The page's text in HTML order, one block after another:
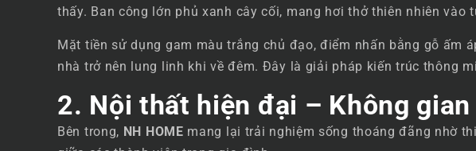
thấy. Ban công lớn phủ xanh cây cối, mang hơi thở thiên nhiên vào
Mặt tiền sử dụng gam màu trắng chủ đạo, điểm nhấn bằng gỗ ấm
nhà trở nên lung linh khi về đêm. Đây là giải pháp kiến trúc thông
2. Nội thất hiện đại – Không
Bên trong, NH HOME mang lại trải nghiệm sống thoáng đãng nhờ